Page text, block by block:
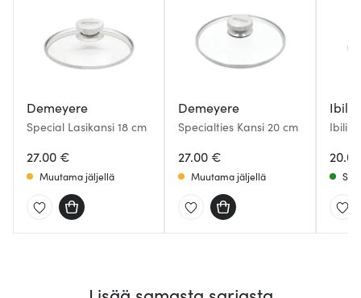
Demeyere
Special Lasikansi 18 cm
27.00 €
Muutama jäljellä
Demeyere
Specialties Kansi 20 cm
27.00 €
Muutama jäljellä
Ibili
Ibili